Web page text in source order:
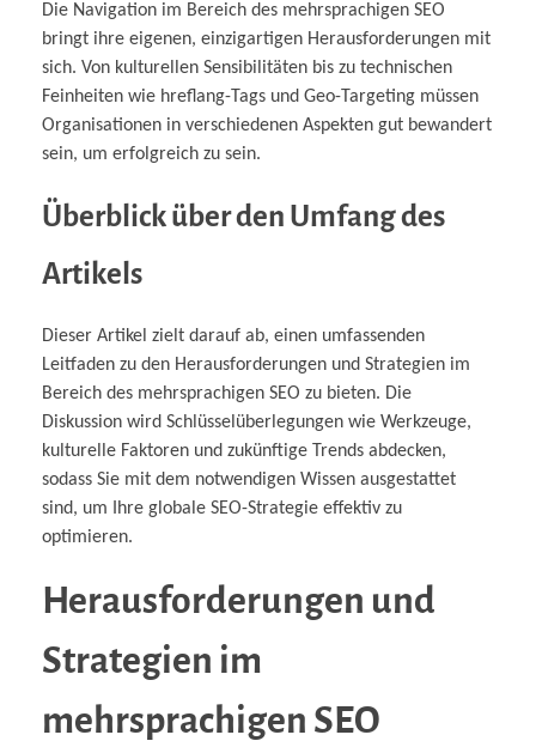
Die Navigation im Bereich des mehrsprachigen SEO
bringt ihre eigenen, einzigartigen Herausforderungen mit
sich. Von kulturellen Sensibilitäten bis zu technischen
Feinheiten wie hreflang-Tags und Geo-Targeting müssen
Organisationen in verschiedenen Aspekten gut bewandert
sein, um erfolgreich zu sein.
Überblick über den Umfang des
Artikels
Dieser Artikel zielt darauf ab, einen umfassenden
Leitfaden zu den Herausforderungen und Strategien im
Bereich des mehrsprachigen SEO zu bieten. Die
Diskussion wird Schlüsselüberlegungen wie Werkzeuge,
kulturelle Faktoren und zukünftige Trends abdecken,
sodass Sie mit dem notwendigen Wissen ausgestattet
sind, um Ihre globale SEO-Strategie effektiv zu
optimieren.
Herausforderungen und
Strategien im
mehrsprachigen SEO